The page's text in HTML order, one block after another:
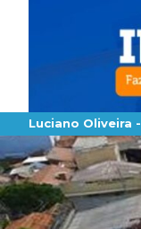
Luciano Oliveira -